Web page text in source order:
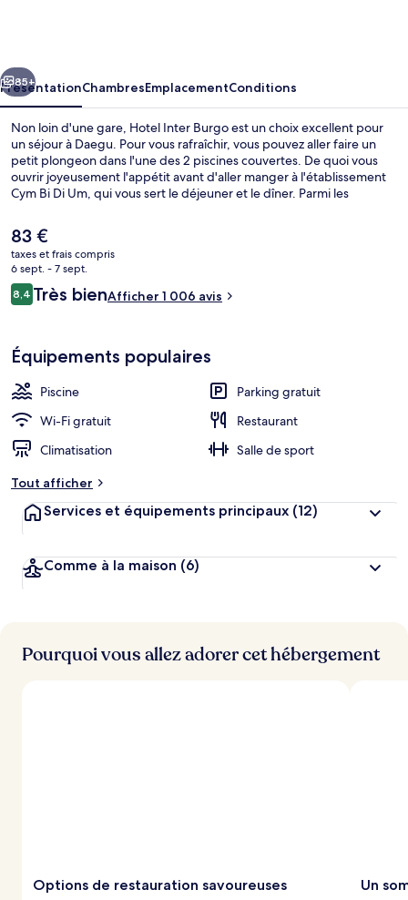
Suivant
85+
PrésentationChambresEmplacementConditions
Non loin d'une gare, Hotel Inter Burgo est un choix excellent pour
un séjour à Daegu. Pour vous rafraîchir, vous pouvez aller faire un
petit plongeon dans l'une des 2 piscines couvertes. De quoi vous
ouvrir joyeusement l'appétit avant d'aller manger à l'établissement
Cym Bi Di Um, qui vous sert le déjeuner et le dîner. Parmi les
fitness et un sauna.
Le
prix
actuel
est
de
83 €
taxes et frais compris
6 sept. - 7 sept.
Avis
voyageurs
8,48,4 sur 10
Très bienAfficher 1 006 avis
Équipements populaires
Piscine
Parking gratuit
Wi-Fi gratuit
Restaurant
Climatisation
Salle de sport
Tout afficher
Services et équipements principaux (12)
Comme à la maison (6)
Pourquoi vous allez adorer cet hébergement
Options de restauration savoureuses Un